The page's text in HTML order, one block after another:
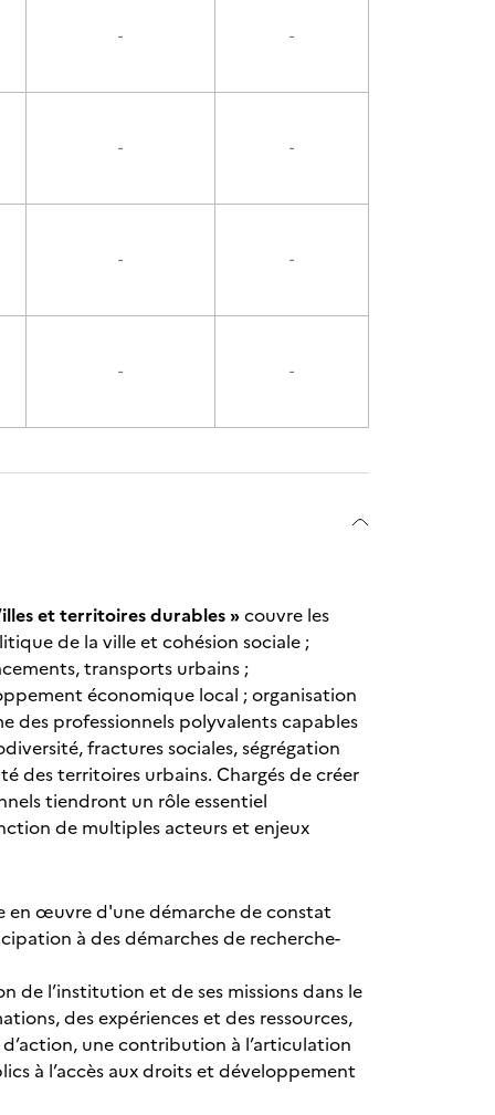
- -
- -
- -
- -
et territoires durables »couvre les
de la ville et cohésion sociale ;
transports urbains ;
économique local ; organisation
des professionnels polyvalents capables
fractures sociales, ségrégation
des territoires urbains. Chargés de créer
tiendront un rôle essentiel
de multiples acteurs et enjeux
en œuvre d'une démarche de constat
à des démarches de recherche-
de l’institution et de ses missions dans le
des expériences et des ressources,
une contribution à l’articulation
à l’accès aux droits et développement